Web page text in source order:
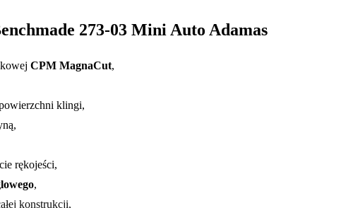
273-03 Mini Auto Adamas
CPM MagnaCut,
klingi,
rękojeści,
,
konstrukcji,